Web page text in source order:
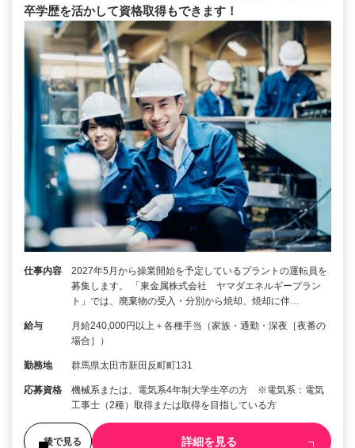
卒学歴を活かして資格取得もできます！
仕事内容
2027年5月から操業開始を予定しているプラントの運転員を
募集します。 「東金属株式会社 ヤマダエネルギープラン
ト」では、廃棄物の受入・分別から焼却、焼却に伴…
給与
月給240,000円以上＋各種手当（家族・通勤・深夜［夜番の
場合］）
勤務地 群馬県太田市新田反町町131
応募資格
機械系または、電気系4年制大学生卒の方 ※電気系：電気
工事士（2種）取得または取得を目指している方
後で見る 詳細を見る